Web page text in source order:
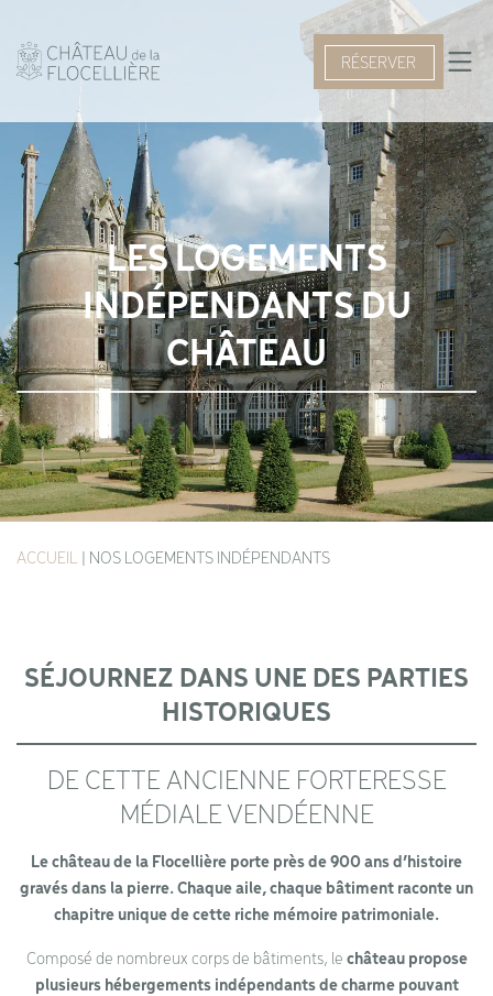
RÉSERVER
LES LOGEMENTS
INDÉPENDANTS DU
CHÂTEAU
ACCUEIL | NOS LOGEMENTS INDÉPENDANTS
SÉJOURNEZ DANS UNE DES PARTIES
HISTORIQUES
DE CETTE ANCIENNE FORTERESSE
MÉDIALE VENDÉENNE
Le château de la Flocellière porte près de 900 ans d’histoire
gravés dans la pierre. Chaque aile, chaque bâtiment raconte un
chapitre unique de cette riche mémoire patrimoniale.
Composé de nombreux corps de bâtiments, le château propose
plusieurs hébergements indépendants de charme pouvant